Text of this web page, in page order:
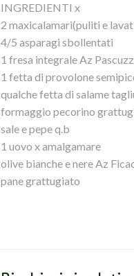
INGREDIENTI x
2 maxicalamari(puliti e
4/5 asparagi sbollentati
1 fresa integrale Az
1 fetta di provolone
qualche fetta di salame
formaggio pecorino
sale e pepe q.b
1 uovo x amalgamare
olive bianche e nere Az
pane grattugiato